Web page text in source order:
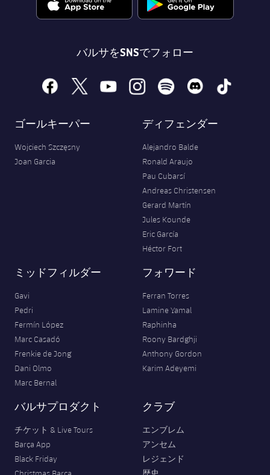
バルサをSNSでフォロー
facebook
x youtubeinstagramspotify discord tiktok
ゴールキーパー
Wojciech Szczęsny
Joan Garcia
ディフェンダー
Alejandro Balde
Ronald Araujo
Pau Cubarsí
Andreas Christensen
Gerard Martín
Jules Kounde
Eric García
Héctor Fort
ミッドフィルダー
Gavi
Pedri
Fermín López
Marc Casadó
Frenkie de Jong
Dani Olmo
Marc Bernal
フォワード
Ferran Torres
Lamine Yamal
Raphinha
Roony Bardghji
Anthony Gordon
Karim Adeyemi
バルサプロダクト
チケット & Live Tours
Barça App
Black Friday
クラブ
エンブレム
アンセム
レジェンド